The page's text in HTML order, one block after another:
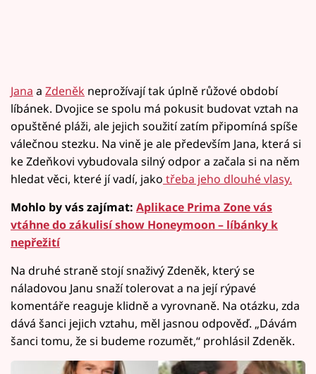
Jana a Zdeněk neprožívají tak úplně růžové období
líbánek. Dvojice se spolu má pokusit budovat vztah na
opuštěné pláži, ale jejich soužití zatím připomíná spíše
válečnou stezku. Na vině je ale především Jana, která si
ke Zdeňkovi vybudovala silný odpor a začala si na něm
hledat věci, které jí vadí, jako třeba jeho dlouhé vlasy.
Mohlo by vás zajímat: Aplikace Prima Zone vás
vtáhne do zákulisí show Honeymoon – líbánky k
nepřežití
Na druhé straně stojí snaživý Zdeněk, který se
náladovou Janu snaží tolerovat a na její rýpavé
komentáře reaguje klidně a vyrovnaně. Na otázku, zda
dává šanci jejich vztahu, měl jasnou odpověď. „Dávám
šanci tomu, že si budeme rozumět,“ prohlásil Zdeněk.